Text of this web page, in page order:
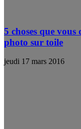
5 choses que
photo sur toile
jeudi 17 mars 2016